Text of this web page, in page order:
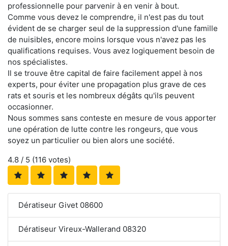
professionnelle pour parvenir à en venir à bout.
Comme vous devez le comprendre, il n'est pas du tout
évident de se charger seul de la suppression d'une famille
de nuisibles, encore moins lorsque vous n'avez pas les
qualifications requises. Vous avez logiquement besoin de
nos spécialistes.
Il se trouve être capital de faire facilement appel à nos
experts, pour éviter une propagation plus grave de ces
rats et souris et les nombreux dégâts qu'ils peuvent
occasionner.
Nous sommes sans conteste en mesure de vous apporter
une opération de lutte contre les rongeurs, que vous
soyez un particulier ou bien alors une société.
4.8 / 5 (116 votes)
Dératiseur Givet 08600
Dératiseur Vireux-Wallerand 08320